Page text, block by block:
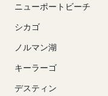
ニューポートビーチ
シカゴ
ノルマン湖
キーラーゴ
デスティン